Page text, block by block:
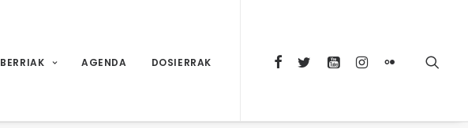
BERRIAK AGENDA DOSIERRAK